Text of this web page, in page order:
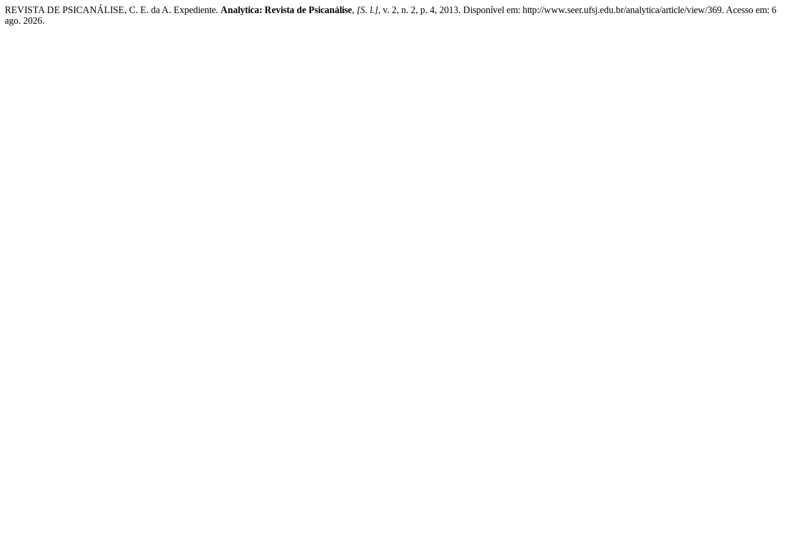
REVISTA DE PSICANÁLISE, C. E. da A. Expediente. Analytica: Revista de Psicanálise, [S. l.], v. 2, n. 2, p. 4, 2013. Disponível em: http://www.seer.ufsj.edu.br/analytica/article/view/369. Acesso em: 6
ago. 2026.